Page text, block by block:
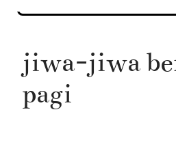
jiwa-jiwa
pagi